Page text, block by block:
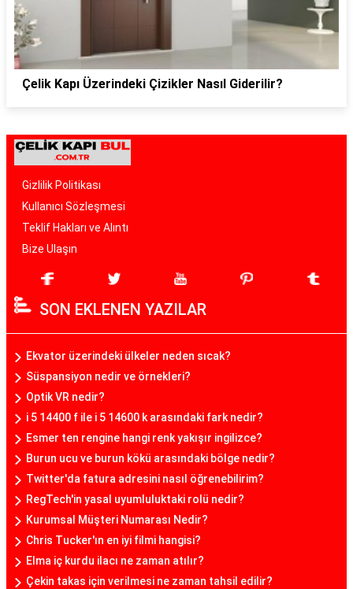
Çelik Kapı Üzerindeki Çizikler Nasıl Giderilir?
Gizlilik Politikası
Kullanıcı Sözleşmesi
Teklif Hakları ve Alıntı
Bize Ulaşın
SON EKLENEN YAZILAR
Ekvator üzerindeki ülkeler neden sıcak?
Süspansiyon nedir ve örnekleri?
Optik VR nedir?
i 5 14400 f ile i 5 14600 k arasındaki fark nedir?
Esmer ten rengine hangi renk yakışır ingilizce?
Burun ucu ve burun kökü arasındaki bölge nedir?
Twitter'da fatura adresini nasıl öğrenebilirim?
RegTech'in yasal uyumluluktaki rolü nedir?
Kurumsal Müşteri Numarası Nedir?
Chris Tucker'ın en iyi filmi hangisi?
Elma iç kurdu ilacı ne zaman atılır?
Çekin takas için verilmesi ne zaman tahsil edilir?